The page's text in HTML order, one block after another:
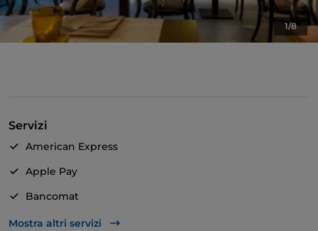
1/8
Servizi
American Express
Apple Pay
Bancomat
Mastercard
Mostra altri servizi